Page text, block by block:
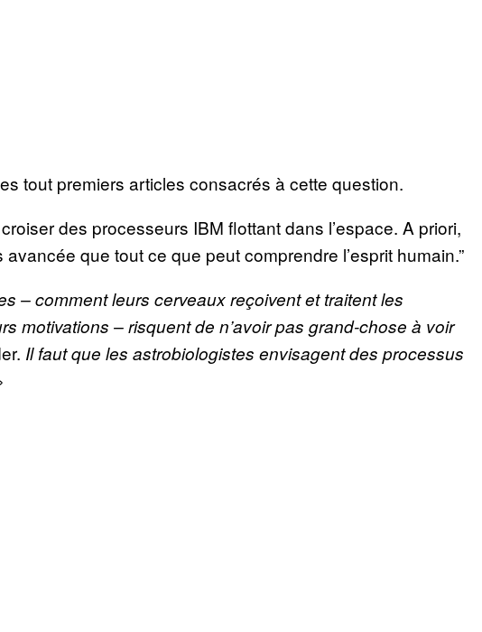
tout premiers articles consacrés à cette question.
des processeurs IBM flottant dans l’espace. A priori,
que tout ce que peut comprendre l’esprit humain.”
– comment leurs cerveaux reçoivent et traitent les
motivations – risquent de n’avoir pas grand-chose à voir
Il faut que les astrobiologistes envisagent des processus